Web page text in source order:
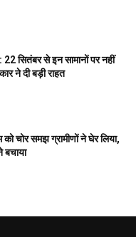
सितंबर से इन सामानों पर नहीं
ने दी बड़ी राहत
चोर समझ ग्रामीणों ने घेर लिया,
बचाया